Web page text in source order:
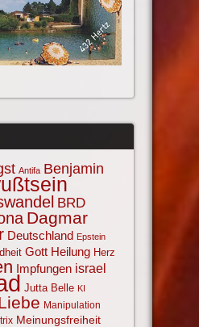
Antifa Benjamin
BRD
Dagmar
Deutschland Epstein
Gott Heilung Herz
Impfungen israel
Jutta Belle KI
Manipulation
Meinungsfreiheit